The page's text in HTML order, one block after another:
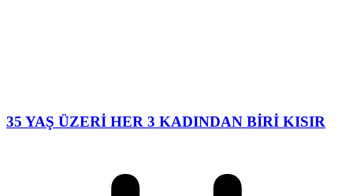
35 YAŞ ÜZERİ HER 3 KADINDAN BİRİ KISIR